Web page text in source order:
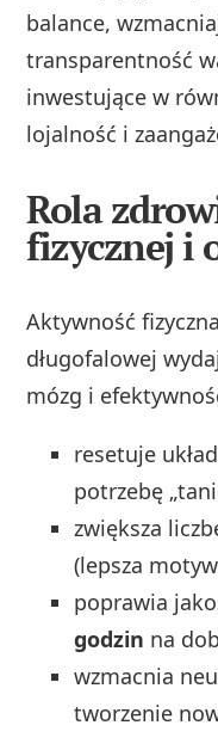
balance,
transparentność
inwestujące w
lojalność i
Rola
fizycznej i
Aktywność
długofalowej
mózg i
resetuje
potrzebę
zwiększa
(lepsza
poprawia
godzin na
wzmacnia
tworzenie